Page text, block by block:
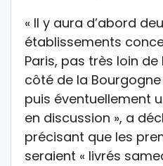
« Il y aura d’abord
établissements
Paris, pas très loin
côté de la
puis éventuellement
en discussion », a
précisant que les
seraient « livrés